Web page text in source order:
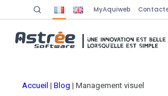
MyAquiweb
Accueil | Blog | Management visuel